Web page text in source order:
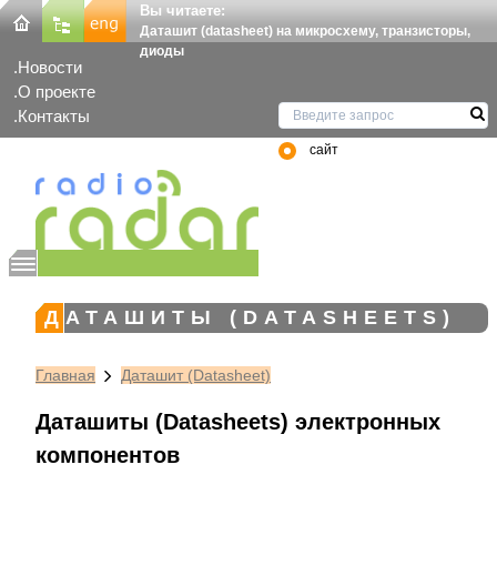
Вы читаете:
Даташит (datasheet) на микросхему, транзисторы,
диоды
Новости
О проекте
Контакты
сайт
ДАТАШИТЫ (DATASHEETS)
Главная Даташит (Datasheet)
Даташиты (Datasheets) электронных
компонентов